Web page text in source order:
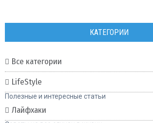
КАТЕГОРИИ
Все категории
LifeStyle
Полезные и интересные статьи
Лайфхаки